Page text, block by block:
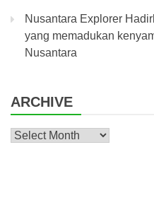
Nusantara Explorer
yang memadukan
Nusantara
ARCHIVE
Archive